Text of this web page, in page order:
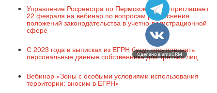
Управление Росреестра по Пермскому краю приглашает
22 февраля на вебинар по вопросам разъяснения
положений законодательства в учетно-регистрационной
сфере
С 2023 года в выписках из ЕГРН будут отсутствовать
персональные данные собственника для третьих лиц
Вебинар «Зоны с особыми условиями использования
территории: вносим в ЕГРН»
Сделано в amoCRM